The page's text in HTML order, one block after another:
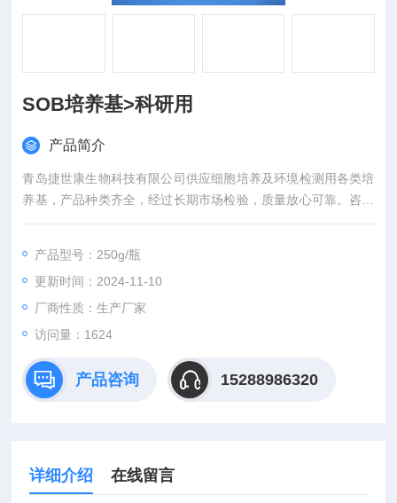
SOB培养基>科研用
产品简介
青岛捷世康生物科技有限公司供应细胞培养及环境检测用各类培
养基，产品种类齐全，经过长期市场检验，质量放心可靠。咨询
订购。
产品型号：250g/瓶
更新时间：2024-11-10
厂商性质：生产厂家
访问量：1624
产品咨询 15288986320
详细介绍 在线留言